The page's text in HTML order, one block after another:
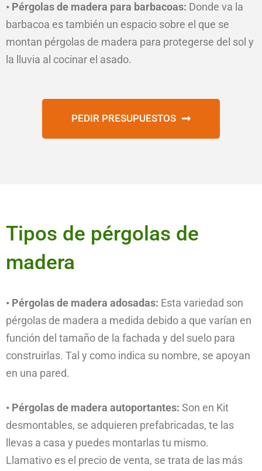
• Pérgolas de madera para barbacoas: Donde va la
barbacoa es también un espacio sobre el que se
montan pérgolas de madera para protegerse del sol y
la lluvia al cocinar el asado.
PEDIR PRESUPUESTOS
Tipos de pérgolas de
madera
• Pérgolas de madera adosadas: Esta variedad son
pérgolas de madera a medida debido a que varían en
función del tamaño de la fachada y del suelo para
construirlas. Tal y como indica su nombre, se apoyan
en una pared.
• Pérgolas de madera autoportantes: Son en Kit
desmontables, se adquieren prefabricadas, te las
llevas a casa y puedes montarlas tu mismo.
Llamativo es el precio de venta, se trata de las más